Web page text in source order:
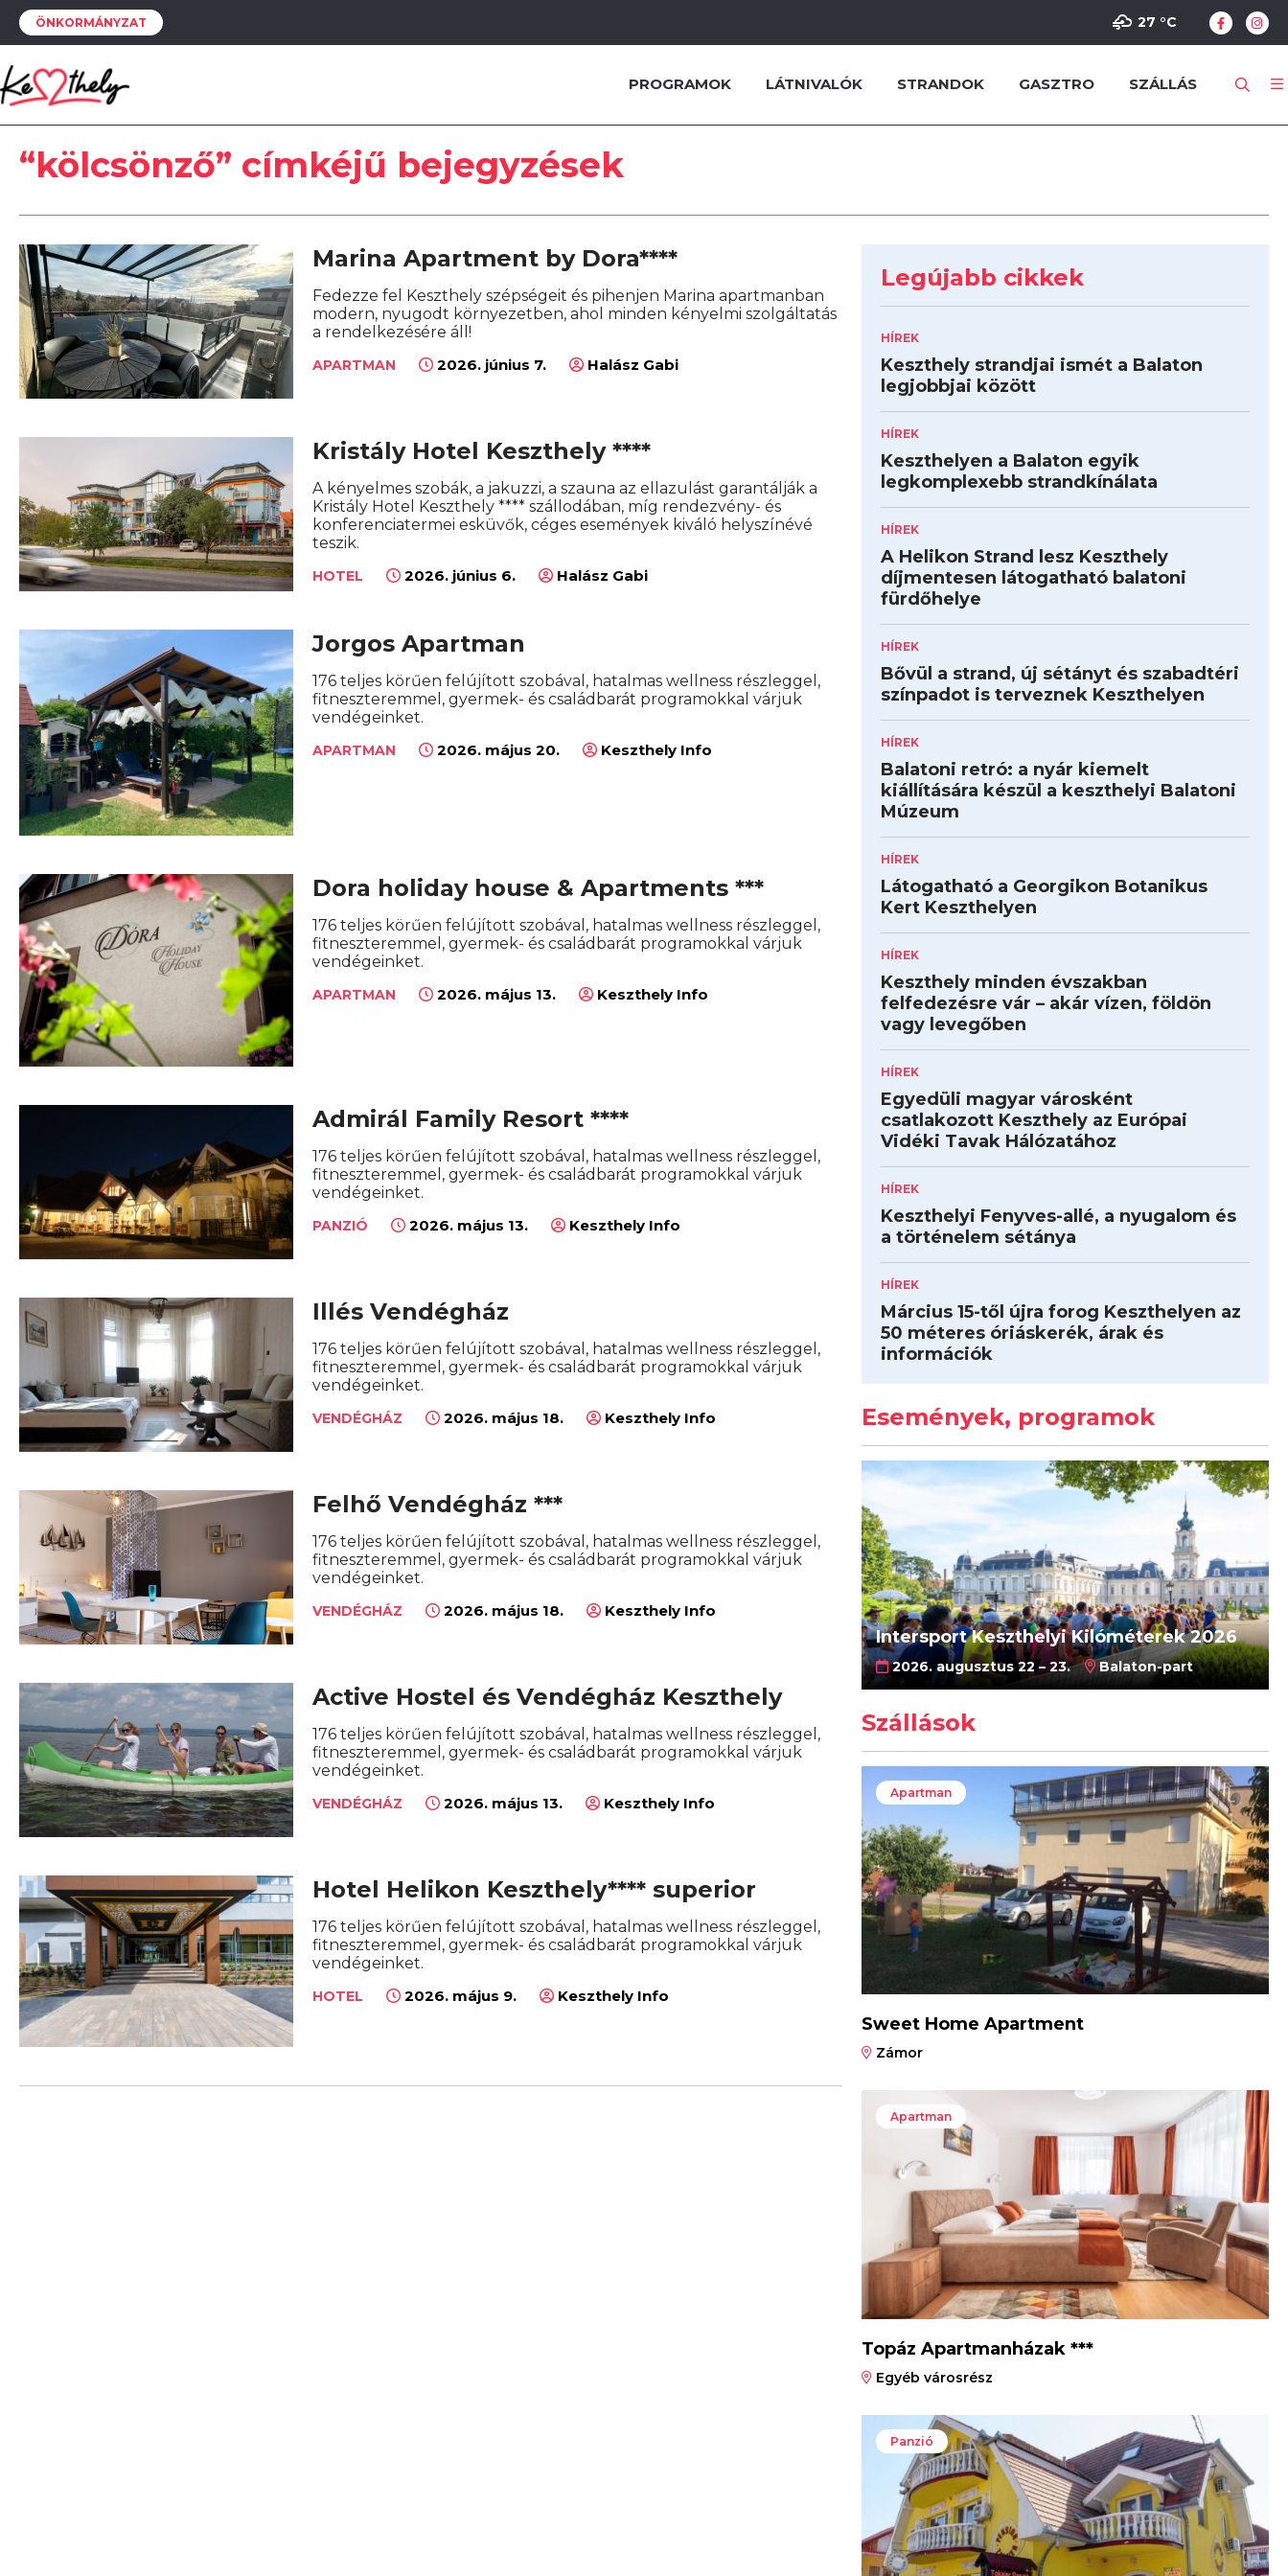
ÖNKORMÁNYZAT 27 °C
PROGRAMOK LÁTNIVALÓK STRANDOK GASZTRO SZÁLLÁS
“kölcsönző” címkéjű bejegyzések
Marina Apartment by Dora****
Fedezze fel Keszthely szépségeit és pihenjen Marina apartmanban
modern, nyugodt környezetben, ahol minden kényelmi szolgáltatás
a rendelkezésére áll!
APARTMAN 2026. június 7. Halász Gabi
Kristály Hotel Keszthely ****
A kényelmes szobák, a jakuzzi, a szauna az ellazulást garantálják a
Kristály Hotel Keszthely **** szállodában, míg rendezvény- és
konferenciatermei esküvők, céges események kiváló helyszínévé
teszik.
HOTEL 2026. június 6. Halász Gabi
Jorgos Apartman
176 teljes körűen felújított szobával, hatalmas wellness részleggel,
fitneszteremmel, gyermek- és családbarát programokkal várjuk
vendégeinket.
APARTMAN 2026. május 20. Keszthely Info
Dora holiday house & Apartments ***
176 teljes körűen felújított szobával, hatalmas wellness részleggel,
fitneszteremmel, gyermek- és családbarát programokkal várjuk
vendégeinket.
APARTMAN 2026. május 13. Keszthely Info
Admirál Family Resort ****
176 teljes körűen felújított szobával, hatalmas wellness részleggel,
fitneszteremmel, gyermek- és családbarát programokkal várjuk
vendégeinket.
PANZIÓ 2026. május 13. Keszthely Info
Illés Vendégház
176 teljes körűen felújított szobával, hatalmas wellness részleggel,
fitneszteremmel, gyermek- és családbarát programokkal várjuk
vendégeinket.
VENDÉGHÁZ 2026. május 18. Keszthely Info
Felhő Vendégház ***
176 teljes körűen felújított szobával, hatalmas wellness részleggel,
fitneszteremmel, gyermek- és családbarát programokkal várjuk
vendégeinket.
VENDÉGHÁZ 2026. május 18. Keszthely Info
Active Hostel és Vendégház Keszthely
176 teljes körűen felújított szobával, hatalmas wellness részleggel,
fitneszteremmel, gyermek- és családbarát programokkal várjuk
vendégeinket.
VENDÉGHÁZ 2026. május 13. Keszthely Info
Hotel Helikon Keszthely**** superior
176 teljes körűen felújított szobával, hatalmas wellness részleggel,
fitneszteremmel, gyermek- és családbarát programokkal várjuk
vendégeinket.
HOTEL 2026. május 9. Keszthely Info
Legújabb cikkek
HÍREK
Keszthely strandjai ismét a Balaton
legjobbjai között
HÍREK
Keszthelyen a Balaton egyik
legkomplexebb strandkínálata
HÍREK
A Helikon Strand lesz Keszthely
díjmentesen látogatható balatoni
fürdőhelye
HÍREK
Bővül a strand, új sétányt és szabadtéri
színpadot is terveznek Keszthelyen
HÍREK
Balatoni retró: a nyár kiemelt
kiállítására készül a keszthelyi Balatoni
Múzeum
HÍREK
Látogatható a Georgikon Botanikus
Kert Keszthelyen
HÍREK
Keszthely minden évszakban
felfedezésre vár – akár vízen, földön
vagy levegőben
HÍREK
Egyedüli magyar városként
csatlakozott Keszthely az Európai
Vidéki Tavak Hálózatához
HÍREK
Keszthelyi Fenyves-allé, a nyugalom és
a történelem sétánya
HÍREK
Március 15-től újra forog Keszthelyen az
50 méteres óriáskerék, árak és
információk
Események, programok
Intersport Keszthelyi Kilóméterek 2026
2026. augusztus 22 – 23. Balaton-part
Szállások
Apartman
Sweet Home Apartment
Zámor
Apartman
Topáz Apartmanházak ***
Egyéb városrész
Panzió